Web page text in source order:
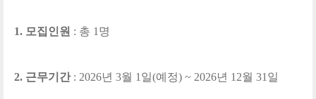
1. 모집인원 : 총 1 명
2. 근무기간 : 2026년 3월 1 일(예정) ~ 2026년 12월 31 일